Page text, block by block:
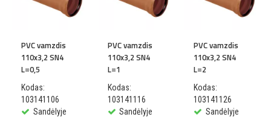
PVC vamzdis
110x3,2 SN4
L=0,5
Kodas:
103141106
Sandėlyje
PVC vamzdis
110x3,2 SN4
L=1
Kodas:
103141116
Sandėlyje
PVC vamzdis
110x3,2 SN4
L=2
Kodas:
103141126
Sandėlyje